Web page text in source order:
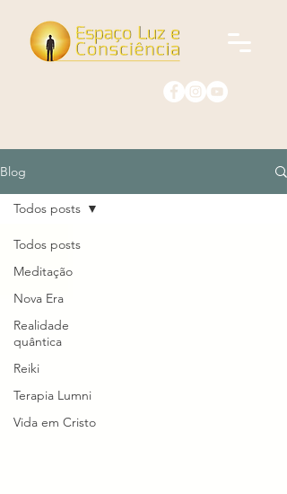
Blog
Todos posts
Meditação
Nova Era
Realidade
quântica
Reiki
Terapia Lumni
Vida em Cristo
Todos posts